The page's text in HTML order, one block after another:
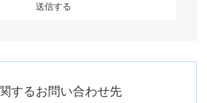
するお問い合わせ先